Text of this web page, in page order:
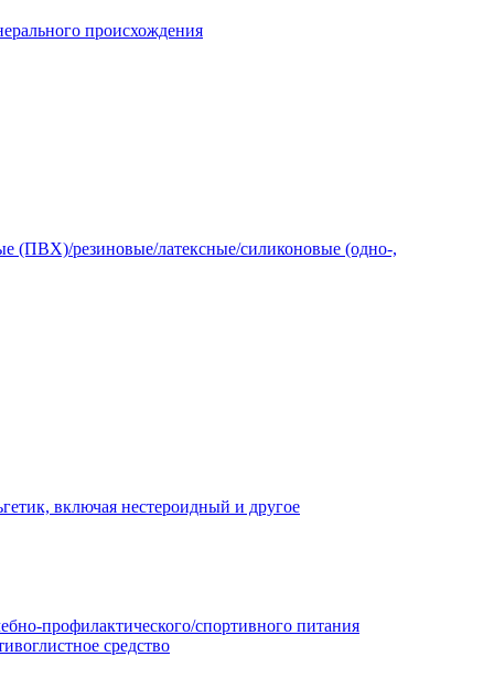
происхождения
(ПВХ)/резиновые/латексные/силиконовые (одно-,
включая нестероидный и другое
профилактического/спортивного питания
средство